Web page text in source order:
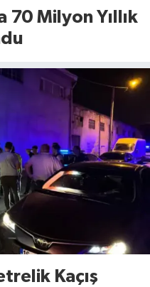
70 Milyon Yıllık
Kaçış